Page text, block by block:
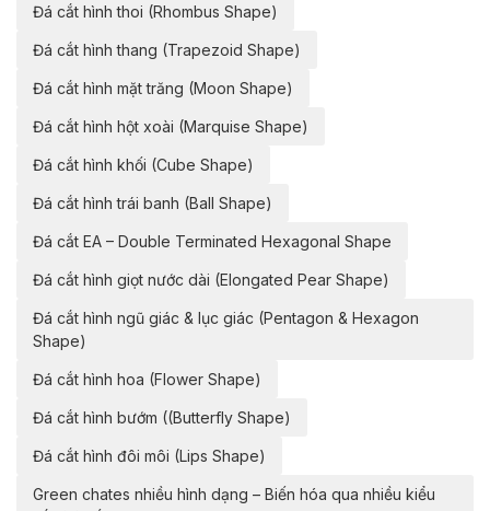
Đá cắt hình thoi (Rhombus Shape)
Đá cắt hình thang (Trapezoid Shape)
Đá cắt hình mặt trăng (Moon Shape)
Đá cắt hình hột xoài (Marquise Shape)
Đá cắt hình khối (Cube Shape)
Đá cắt hình trái banh (Ball Shape)
Đá cắt EA – Double Terminated Hexagonal Shape
Đá cắt hình giọt nước dài (Elongated Pear Shape)
Đá cắt hình ngũ giác & lục giác (Pentagon & Hexagon
Shape)
Đá cắt hình hoa (Flower Shape)
Đá cắt hình bướm ((Butterfly Shape)
Đá cắt hình đôi môi (Lips Shape)
Green chates nhiều hình dạng – Biến hóa qua nhiều kiểu